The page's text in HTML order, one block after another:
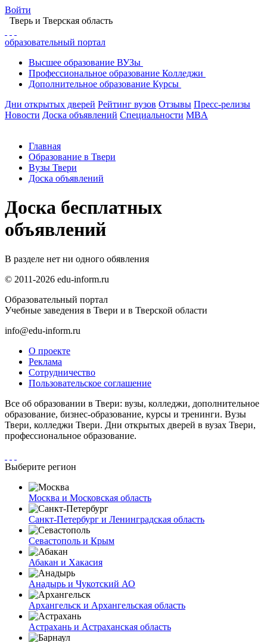
Войти
Тверь и Тверская область
образовательный портал
Высшее образование ВУЗы
Профессиональное образование Колледжи
Дополнительное образование Курсы
Дни открытых дверей Рейтинг вузов Отзывы Пресс-релизы
Новости Доска объявлений Специальности MBA
Главная
Образование в Твери
Вузы Твери
Доска объявлений
Доска бесплатных
объявлений
В разделе нет ни одного обявления
© 2011-2026 edu-inform.ru
Образовательный портал
Учебные заведения в Твери и в Тверской области
info@edu-inform.ru
О проекте
Реклама
Сотрудничество
Пользовательское соглашение
Все об образовании в Твери: вузы, колледжи, дополнительное
образование, бизнес-образование, курсы и тренинги. Вузы
Твери, колледжи Твери. Дни открытых дверей в вузах Твери,
профессиональное образование.
Выберите регион
Москва и Московская область
Санкт-Петербург и Ленинградская область
Севастополь и Крым
Абакан и Хакасия
Анадырь и Чукотский АО
Архангельск и Архангельская область
Астрахань и Астраханская область